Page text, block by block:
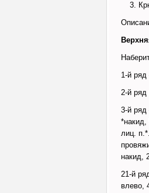
1-й
2-й
3-й
лиц.
накид,
21-й
влево,